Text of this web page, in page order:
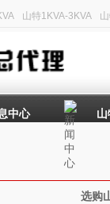
山特1KVA-3KVA
中心
选购